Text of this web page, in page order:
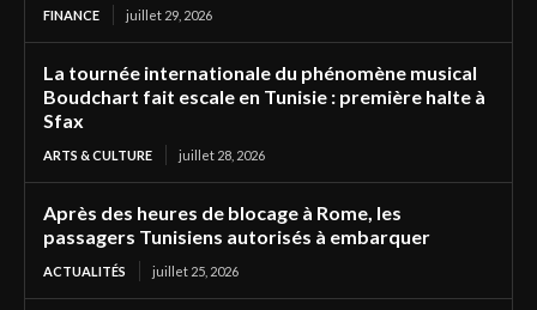
FINANCE juillet 29, 2026
La tournée internationale du phénomène musical
Boudchart fait escale en Tunisie : première halte à
Sfax
ARTS & CULTURE juillet 28, 2026
Après des heures de blocage à Rome, les
passagers Tunisiens autorisés à embarquer
ACTUALITÉS juillet 25, 2026